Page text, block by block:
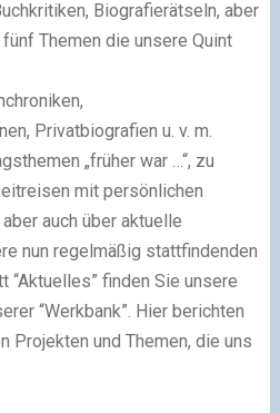
Biografierätseln, aber
Themen die unsere Quint
Privatbiografien u. v. m.
„früher war …“, zu
mit persönlichen
auch über aktuelle
nun regelmäßig stattfindenden
“Aktuelles” finden Sie unsere
“Werkbank”. Hier berichten
Projekten und Themen, die uns